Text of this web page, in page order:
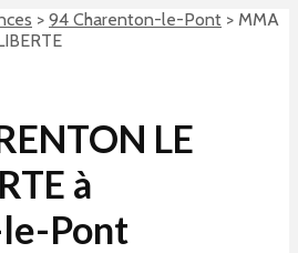
> 94 Charenton-le-Pont > MMA
LE
à
Pont